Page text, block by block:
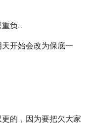
负...
开始会改为保底一
的，因为要把欠大家